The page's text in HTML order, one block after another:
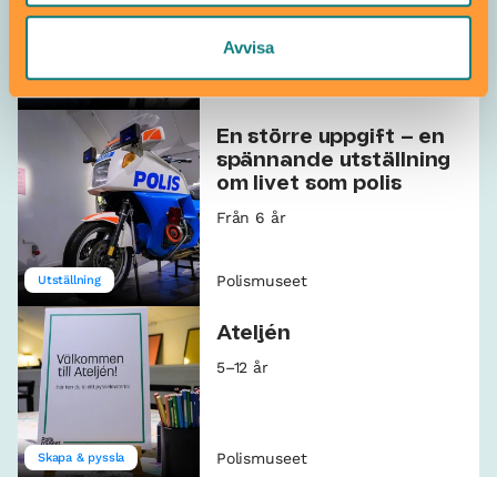
Avvisa
Utställning
Från 6 år
Polismuseet
Utställning
En större uppgift – en
spännande utställning
om livet som polis
Från 6 år
Polismuseet
Skapa & pyssla
Ateljén
5–12 år
Polismuseet